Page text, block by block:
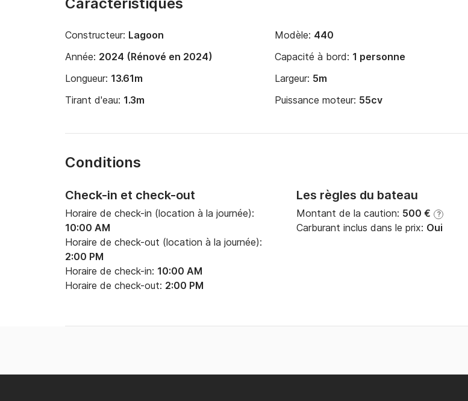
Constructeur: Lagoon Modèle: 440
Année: 2024 (Rénové en 2024) Capacité à bord: 1 personne
Longueur: 13.61m Largeur: 5m
Tirant d'eau: 1.3m Puissance moteur: 55cv
Conditions
Check-in et check-out
Horaire de check-in (location à la journée):
10:00 AM
Horaire de check-out (location à la journée):
2:00 PM
Horaire de check-in: 10:00 AM
Horaire de check-out: 2:00 PM
Les règles du bateau
Montant de la caution: 500 € ?
Carburant inclus dans le prix: Oui